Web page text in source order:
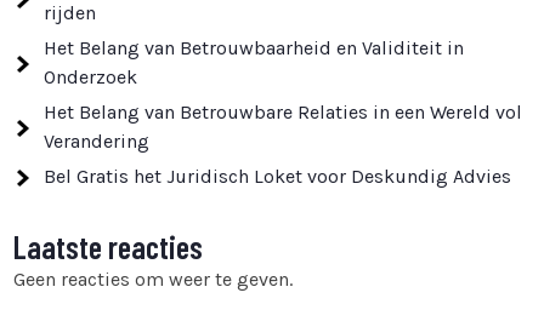
rijden
Het Belang van Betrouwbaarheid en Validiteit in
Onderzoek
Het Belang van Betrouwbare Relaties in een Wereld vol
Verandering
Bel Gratis het Juridisch Loket voor Deskundig Advies
Laatste reacties
Geen reacties om weer te geven.